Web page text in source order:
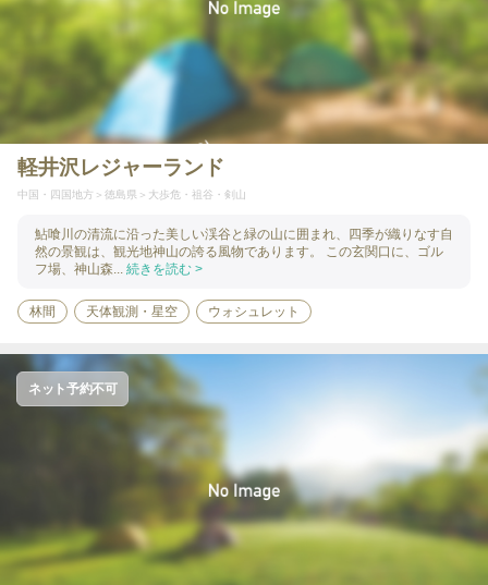
軽井沢レジャーランド
中国・四国地方 徳島県 大歩危・祖谷・剣山
鮎喰川の清流に沿った美しい渓谷と緑の山に囲まれ、四季が織りなす自
然の景観は、観光地神山の誇る風物であります。 この玄関口に、ゴル
フ場、神山森... 続きを読む >
林間 天体観測・星空 ウォシュレット
ネット予約不可